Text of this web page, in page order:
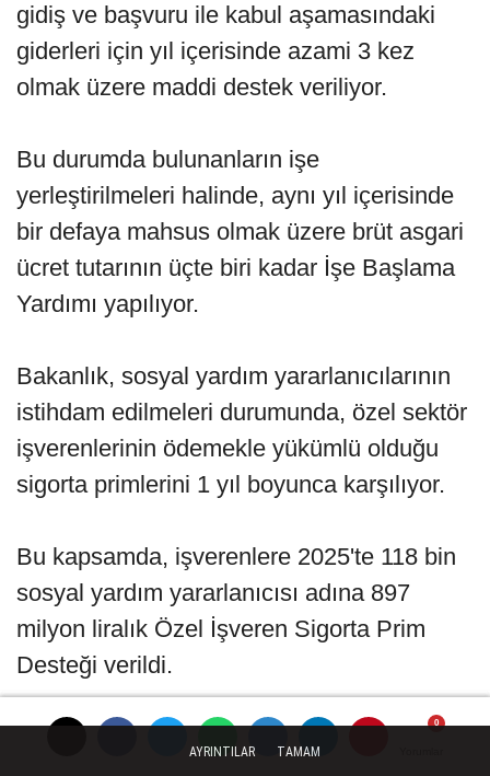
gidiş ve başvuru ile kabul aşamasındaki
giderleri için yıl içerisinde azami 3 kez
olmak üzere maddi destek veriliyor.
Bu durumda bulunanların işe
yerleştirilmeleri halinde, aynı yıl içerisinde
bir defaya mahsus olmak üzere brüt asgari
ücret tutarının üçte biri kadar İşe Başlama
Yardımı yapılıyor.
Bakanlık, sosyal yardım yararlanıcılarının
istihdam edilmeleri durumunda, özel sektör
işverenlerinin ödemekle yükümlü olduğu
sigorta primlerini 1 yıl boyunca karşılıyor.
Bu kapsamda, işverenlere 2025'te 118 bin
sosyal yardım yararlanıcısı adına 897
milyon liralık Özel İşveren Sigorta Prim
Desteği verildi.
AYRINTILAR TAMAM